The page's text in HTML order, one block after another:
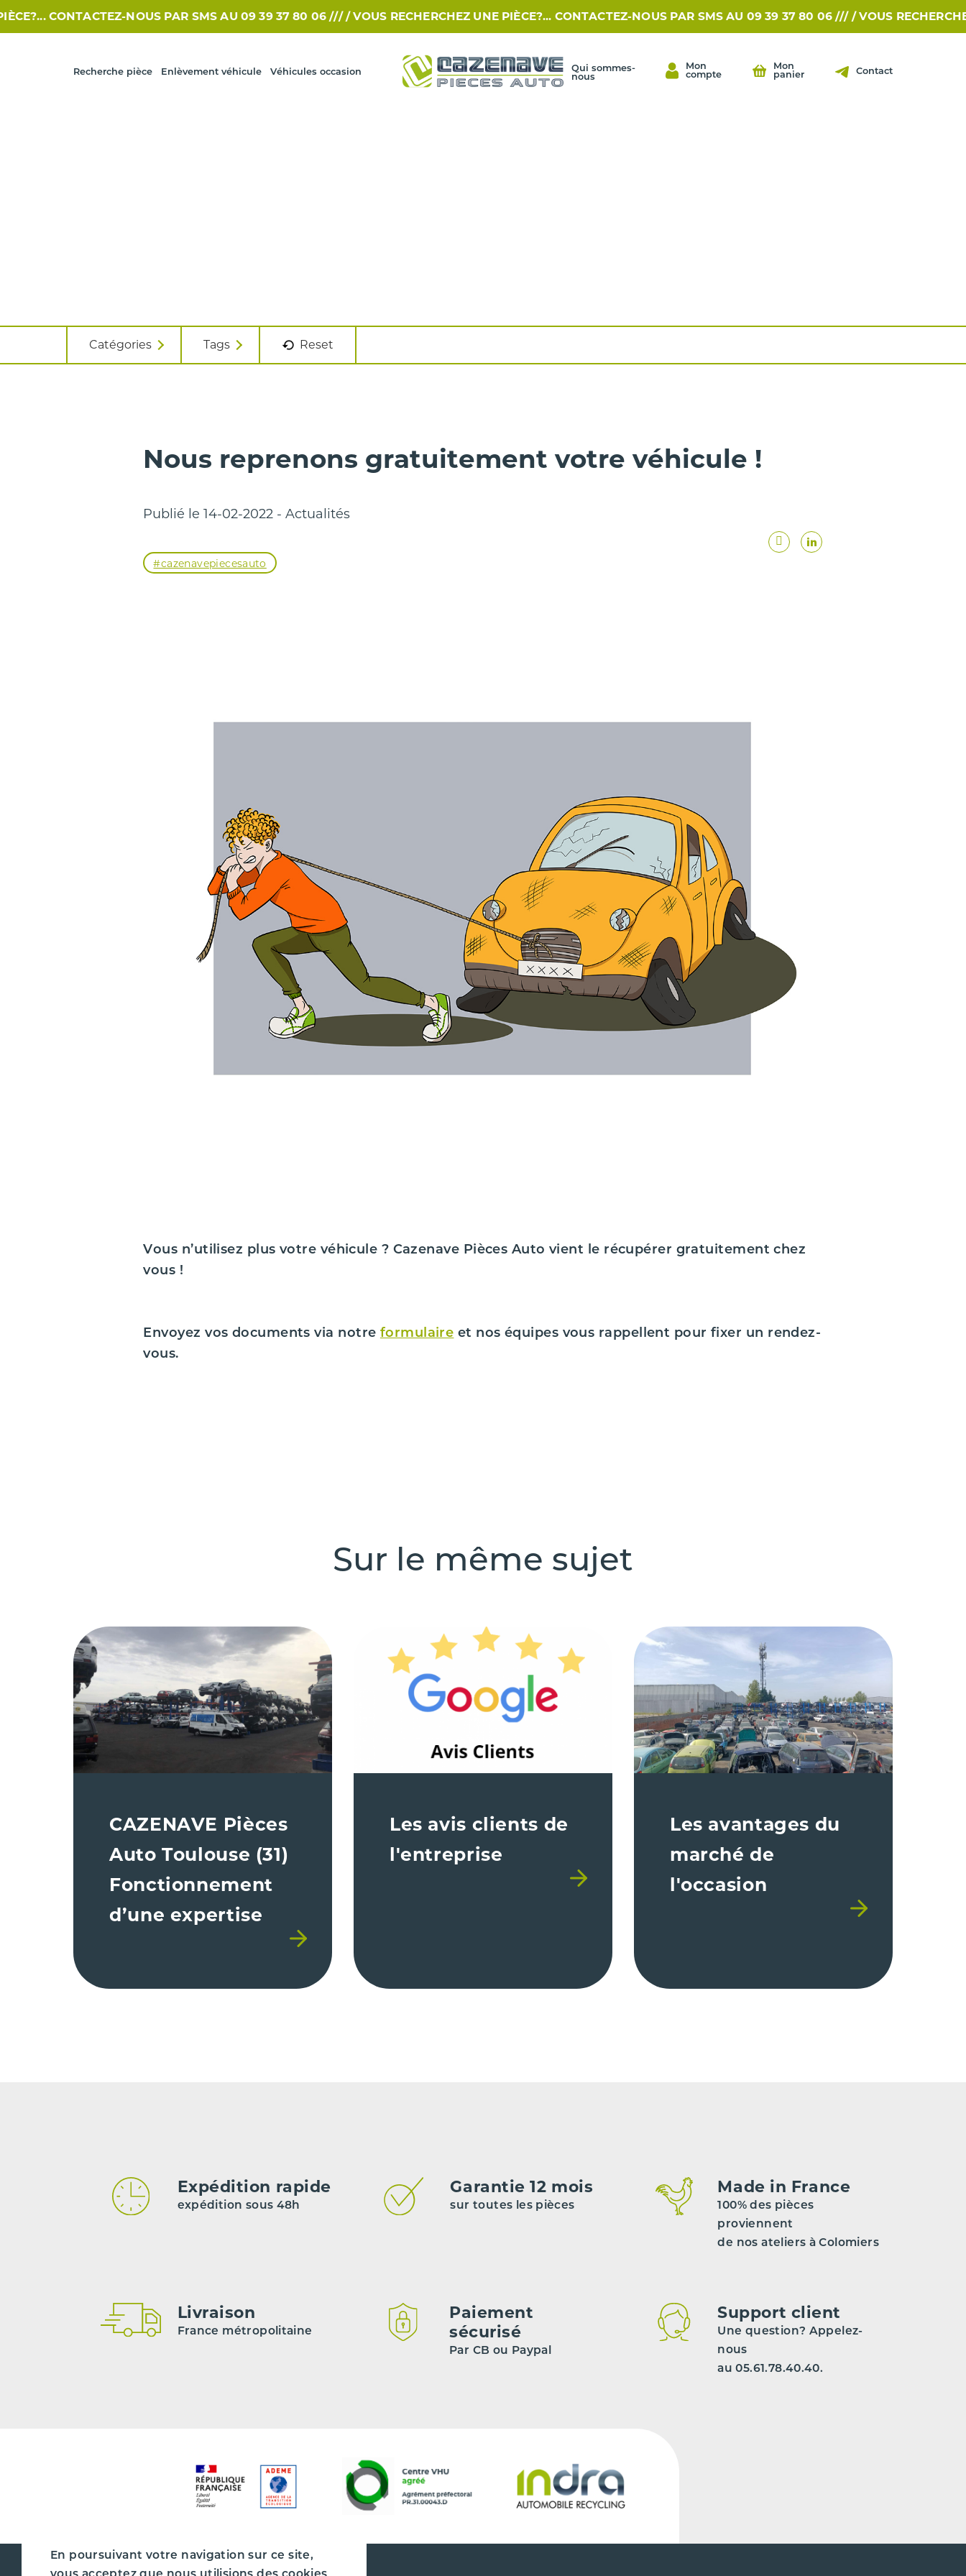
CONTACTEZ-NOUS PAR SMS AU 09 39 37 80 06 /// / VOUS RECHERCHEZ UNE PIÈCE?... CONTACTEZ-NOUS PAR SMS AU 09 39 37 80 06 /// / VOUS RECHERCHEZ
Recherche pièce Enlèvement véhicule Véhicules occasion
Qui sommes-
nous
Mon
compte
Mon
panier
Contact
Catégories Tags Reset
Nous reprenons gratuitement votre véhicule !
Publié le 14-02-2022 - Actualités
#cazenavepiecesauto
Vous n’utilisez plus votre véhicule ? Cazenave Pièces Auto vient le récupérer gratuitement chez
vous !
Envoyez vos documents via notre formulaire et nos équipes vous rappellent pour fixer un rendez-
vous.
Sur le même sujet
CAZENAVE Pièces
Auto Toulouse (31)
Fonctionnement
d’une expertise
Les avis clients de
l'entreprise
Les avantages du
marché de
l'occasion
Expédition rapide
expédition sous 48h
Garantie 12 mois
sur toutes les pièces
Made in France
100% des pièces
proviennent
de nos ateliers à Colomiers
Livraison
France métropolitaine
Paiement
sécurisé
Par CB ou Paypal
Support client
Une question? Appelez-
nous
au 05.61.78.40.40.
En poursuivant votre navigation sur ce site,